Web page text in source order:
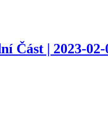
Část | 2023-